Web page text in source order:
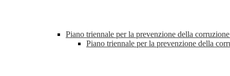
Piano triennale per la prevenzione della
Piano triennale per la prevenzione della